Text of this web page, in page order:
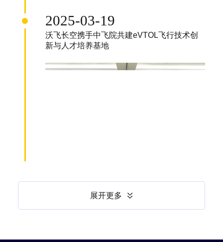
2025-03-19
沃飞长空携手中飞院共建eVTOL飞行技术创
新与人才培养基地
展开更多